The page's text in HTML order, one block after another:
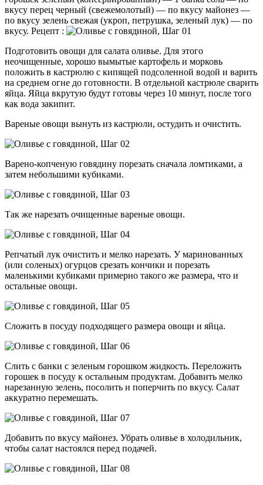
вкусу перец черный (свежемолотый) — по вкусу майонез —
по вкусу зелень свежая (укроп, петрушка, зеленый лук) — по
вкусу. Рецепт :
Подготовить овощи для салата оливье. Для этого
неочищенные, хорошо вымытые картофель и морковь
положить в кастрюлю с кипящей подсоленной водой и варить
на среднем огне до готовности. В отдельной кастрюле сварить
яйца. Яйца вкрутую будут готовы через 10 минут, после того
как вода закипит.
Вареные овощи вынуть из кастрюли, остудить и очистить.
Варено-копченую говядину порезать сначала ломтиками, а
затем небольшими кубиками.
Так же нарезать очищенные вареные овощи.
Репчатый лук очистить и мелко нарезать. У маринованных
(или соленых) огурцов срезать кончики и порезать
маленькими кубиками примерно такого же размера, что и
остальные овощи.
Сложить в посуду подходящего размера овощи и яйца.
Слить с банки с зеленым горошком жидкость. Переложить
горошек в посуду к остальным продуктам. Добавить мелко
нарезанную зелень, посолить и поперчить по вкусу. Салат
аккуратно перемешать.
Добавить по вкусу майонез. Убрать оливье в холодильник,
чтобы салат настоялся перед подачей.